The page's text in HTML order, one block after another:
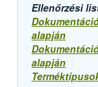
Ellenőrzési
alapján
alapján